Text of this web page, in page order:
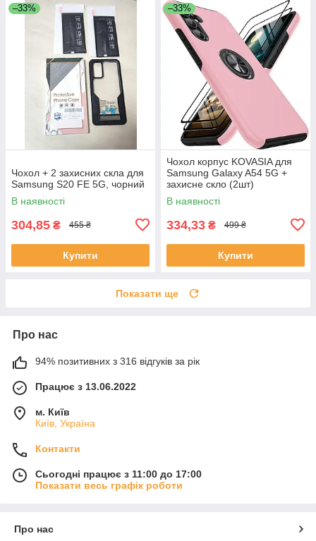
–33%
Чохол + 2 захисних скла для
Samsung S20 FE 5G, чорний
В наявності
304,85 ₴ 455 ₴
Купити
–33%
Чохол корпус KOVASIA для
Samsung Galaxy A54 5G +
захисне скло (2шт)
В наявності
334,33 ₴ 499 ₴
Купити
Показати ще
Про нас
94% позитивних з 316 відгуків за рік
Працює з 13.06.2022
м. Київ
Київ, Україна
Контакти
Сьогодні працює з 11:00 до 17:00
Показати весь графік роботи
Про нас